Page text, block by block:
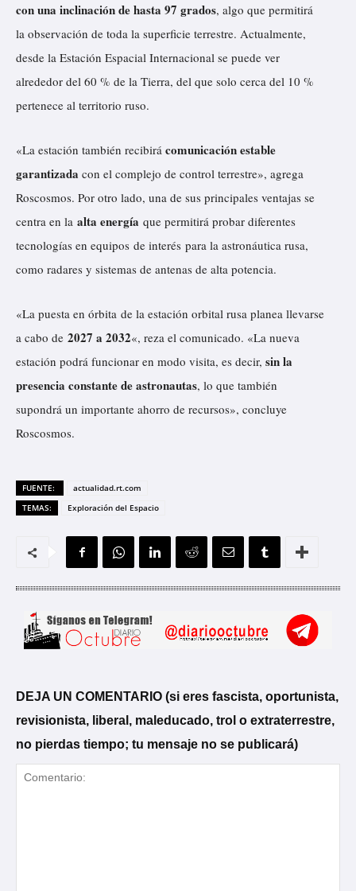
con una inclinación de hasta 97 grados, algo que permitirá
la observación de toda la superficie terrestre. Actualmente,
desde la Estación Espacial Internacional se puede ver
alrededor del 60 % de la Tierra, del que solo cerca del 10 %
pertenece al territorio ruso.
«La estación también recibirá comunicación estable
garantizada con el complejo de control terrestre», agrega
Roscosmos. Por otro lado, una de sus principales ventajas se
centra en la alta energía que permitirá probar diferentes
tecnologías en equipos de interés para la astronáutica rusa,
como radares y sistemas de antenas de alta potencia.
«La puesta en órbita de la estación orbital rusa planea llevarse
a cabo de 2027 a 2032«, reza el comunicado. «La nueva
estación podrá funcionar en modo visita, es decir, sin la
presencia constante de astronautas, lo que también
supondrá un importante ahorro de recursos», concluye
Roscosmos.
FUENTE:
actualidad.rt.com
TEMAS:
Exploración del Espacio
DEJA UN COMENTARIO (si eres fascista, oportunista,
revisionista, liberal, maleducado, trol o extraterrestre,
no pierdas tiempo; tu mensaje no se publicará)